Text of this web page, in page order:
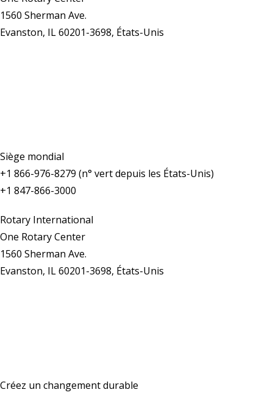
1560 Sherman Ave.
Evanston, IL 60201-3698, États-Unis
Siège mondial
+1 866-976-8279 (n° vert depuis les États-Unis)
+1 847-866-3000
Rotary International
One Rotary Center
1560 Sherman Ave.
Evanston, IL 60201-3698, États-Unis
Créez un changement durable